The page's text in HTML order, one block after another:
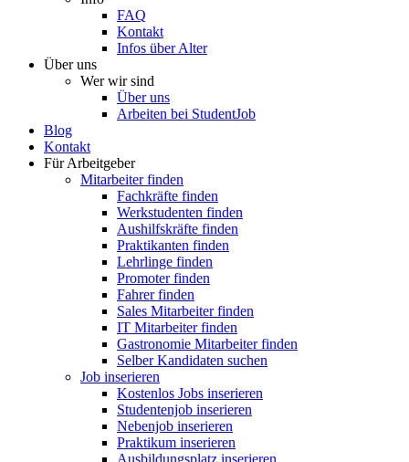
FAQ
Kontakt
Infos über Alter
Über uns
Wer wir sind
Über uns
Arbeiten bei StudentJob
Blog
Kontakt
Für Arbeitgeber
Mitarbeiter finden
Fachkräfte finden
Werkstudenten finden
Aushilfskräfte finden
Praktikanten finden
Lehrlinge finden
Promoter finden
Fahrer finden
Sales Mitarbeiter finden
IT Mitarbeiter finden
Gastronomie Mitarbeiter finden
Selber Kandidaten suchen
Job inserieren
Kostenlos Jobs inserieren
Studentenjob inserieren
Nebenjob inserieren
Praktikum inserieren
Ausbildungsplatz inserieren